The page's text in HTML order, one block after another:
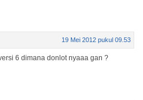
19 Mei 2012 pukul 09.53
6 dimana donlot nyaaa gan ?